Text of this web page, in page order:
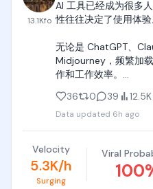
向侧后方滑开，她张
转速，膝盖弯曲重心压
表情：眉毛猛地扬起，
解说：「回転盤だ！耐
音效：转盘轴的低频
[00:07-00:12] 镜头3
镜头：轨道摄像机与
13.1Kfo
AI 工具已经成为很多
性往往决定了使用体验
无论是 ChatGPT、
Midjourney，频繁加
作和工作效率。
银狐VPN提供高速稳
畅，减少等待，让灵感
🚀 稳定连接
⚡ 快速访问
🌍 多场景适用
36 0 39 12.5K
Data updated 6h ago
Velocity
5.3K/h
Surging
Viral
100